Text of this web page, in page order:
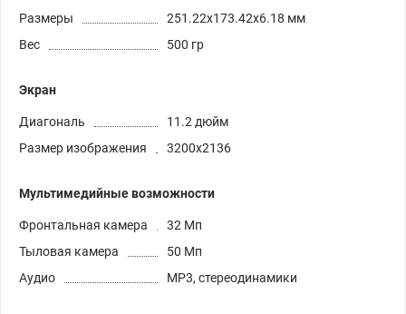
Размеры
251.22x173.42x6.18 мм
Вес
500 гр
Экран
Диагональ
11.2 дюйм
Размер изображения
3200x2136
Мультимедийные возможности
Фронтальная камера
32 Мп
Тыловая камера
50 Мп
Аудио
MP3, стереодинамики